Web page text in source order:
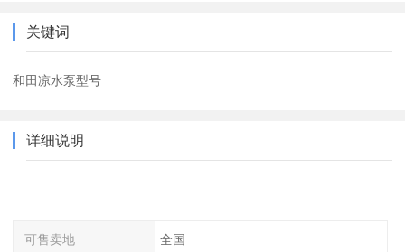
关键词
和田凉水泵型号
详细说明
可售卖地 全国